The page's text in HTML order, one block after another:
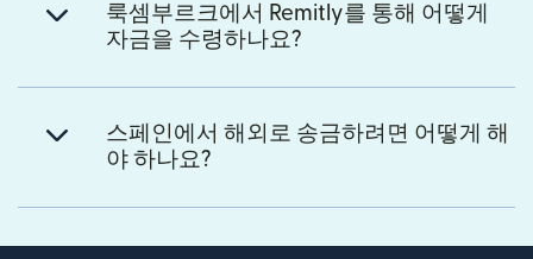
룩셈부르크에서 Remitly를 통해 어떻게
자금을 수령하나요?
스페인에서 해외로 송금하려면 어떻게 해
야 하나요?